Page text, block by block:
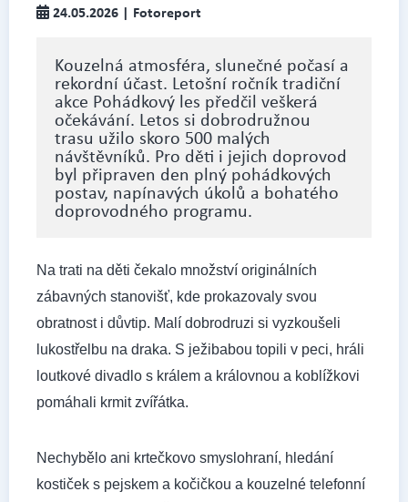
24.05.2026 | Fotoreport
Kouzelná atmosféra, slunečné počasí a
rekordní účast. Letošní ročník tradiční
akce Pohádkový les předčil veškerá
očekávání. Letos si dobrodružnou
trasu užilo skoro 500 malých
návštěvníků. Pro děti i jejich doprovod
byl připraven den plný pohádkových
postav, napínavých úkolů a bohatého
doprovodného programu.
Na trati na děti čekalo množství originálních
zábavných stanovišť, kde prokazovaly svou
obratnost i důvtip. Malí dobrodruzi si vyzkoušeli
lukostřelbu na draka. S ježibabou topili v peci, hráli
loutkové divadlo s králem a královnou a koblížkovi
pomáhali krmit zvířátka.
Nechybělo ani krtečkovo smyslohraní, hledání
kostiček s pejskem a kočičkou a kouzelné telefonní